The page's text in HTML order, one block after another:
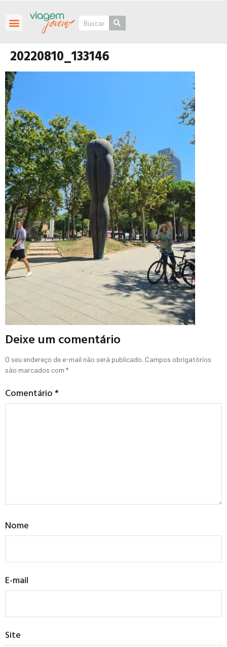
20220810_133146
Deixe um comentário
O seu endereço de e-mail não será publicado. Campos obrigatórios
são marcados com *
Comentário*
Nome
E-mail
Site